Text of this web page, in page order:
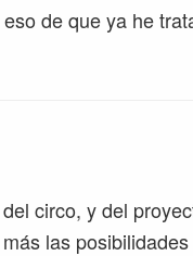
de que ya he
circo, y del
las